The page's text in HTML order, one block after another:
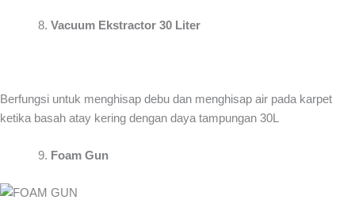
Vacuum Ekstractor 30 Liter
Berfungsi untuk menghisap debu dan menghisap air pada karpet
ketika basah atay kering dengan daya tampungan 30L
Foam Gun